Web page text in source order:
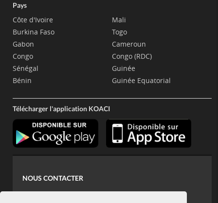
Pays
Côte d'Ivoire
Burkina Faso
Gabon
Congo
Sénégal
Bénin
Mali
Togo
Cameroun
Congo (RDC)
Guinée
Guinée Equatorial
Télécharger l'application KOACI
NOUS CONTACTER